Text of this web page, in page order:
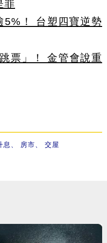
罪
5%！ 台塑四寶逆勢
票」！ 金管會說重
息 房市 交屋